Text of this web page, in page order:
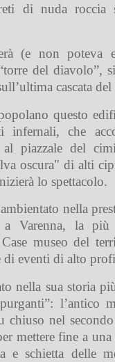
di nuda roccia
(e non poteva
del diavolo”,
cascata del
questo
infernali, che
piazzale del
oscura" di alti
lo spettacolo.
nella
a Varenna, la
museo del
di eventi di alto
nella sua storia
l’antico
chiuso nel
mettere fine a
e schietta delle